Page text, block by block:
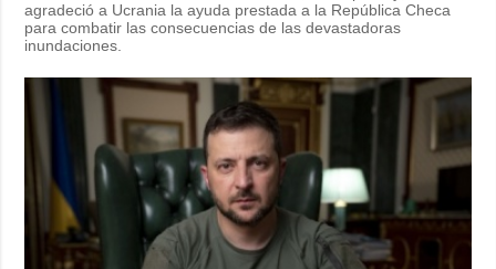
agradeció a Ucrania la ayuda prestada a la República Checa
para combatir las consecuencias de las devastadoras
inundaciones.